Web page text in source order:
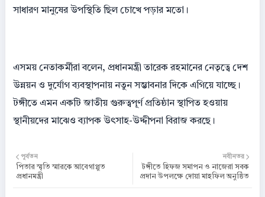
সাধারণ মানুষের উপস্থিতি ছিল চোখে পড়ার মতো।
এসময় নেতাকর্মীরা বলেন, প্রধানমন্ত্রী তারেক রহমানের নেতৃত্বে দেশ
উন্নয়ন ও দুর্যোগ ব্যবস্থাপনায় নতুন সম্ভাবনার দিকে এগিয়ে যাচ্ছে।
টঙ্গীতে এমন একটি জাতীয় গুরুত্বপূর্ণ প্রতিষ্ঠান স্থাপিত হওয়ায়
স্থানীয়দের মাঝেও ব্যাপক উৎসাহ-উদ্দীপনা বিরাজ করছে।
নবীনতর
টঙ্গীতে হিফজ সমাপন ও নাজেরা সবক
প্রদান উপলক্ষে দোয়া মাহফিল অনুষ্ঠিত
পূর্বতন
পিতার স্মৃতি স্মারকে আবেগাপ্লুত
প্রধানমন্ত্রী